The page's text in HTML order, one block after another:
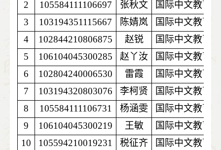
2
105584111106697 张秋文
国际中文教育
3
103194351115667 陈婧岚
国际中文教育
4
102844210806875 赵锐
国际中文教育
5
106104045300285 赵丫汝
国际中文教育
6
102804240006530 雷霞
国际中文教育
7
103194320803076 李柯贤
国际中文教育
8
105584111106731 杨涵雯
国际中文教育
9
106104045300219 王敏
国际中文教育
10
105594210019231 税征齐
国际中文教育